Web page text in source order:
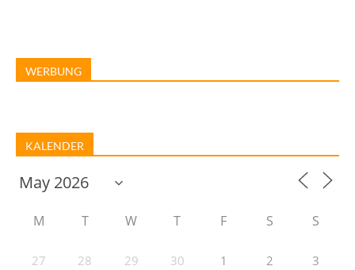
WERBUNG
KALENDER
M T W T F S S
27 28 29 30 1 2 3